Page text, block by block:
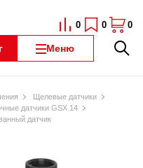
Меню
0 0 0
Щелевые датчики
датчики GSX 14
датчик